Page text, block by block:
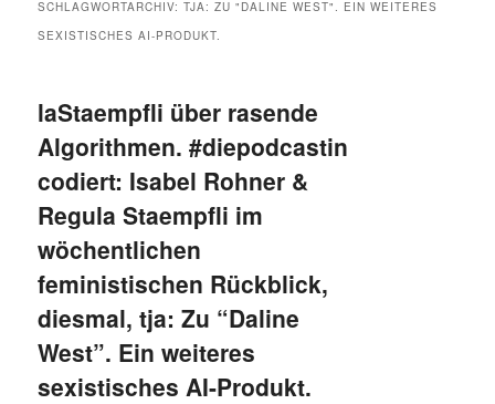
SCHLAGWORTARCHIV:TJA: ZU "DALINE WEST". EIN WEITERES
SEXISTISCHES AI-PRODUKT.
laStaempfli über rasende
Algorithmen. #diepodcastin
codiert: Isabel Rohner &
Regula Staempfli im
wöchentlichen
feministischen Rückblick,
diesmal, tja: Zu “Daline
West”. Ein weiteres
sexistisches AI-Produkt.